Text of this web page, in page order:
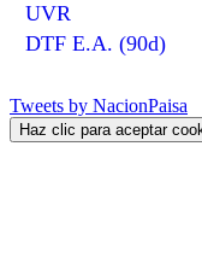
UVR
DTF E.A. (90d)
Tweets by NacionPaisa
Haz clic para aceptar